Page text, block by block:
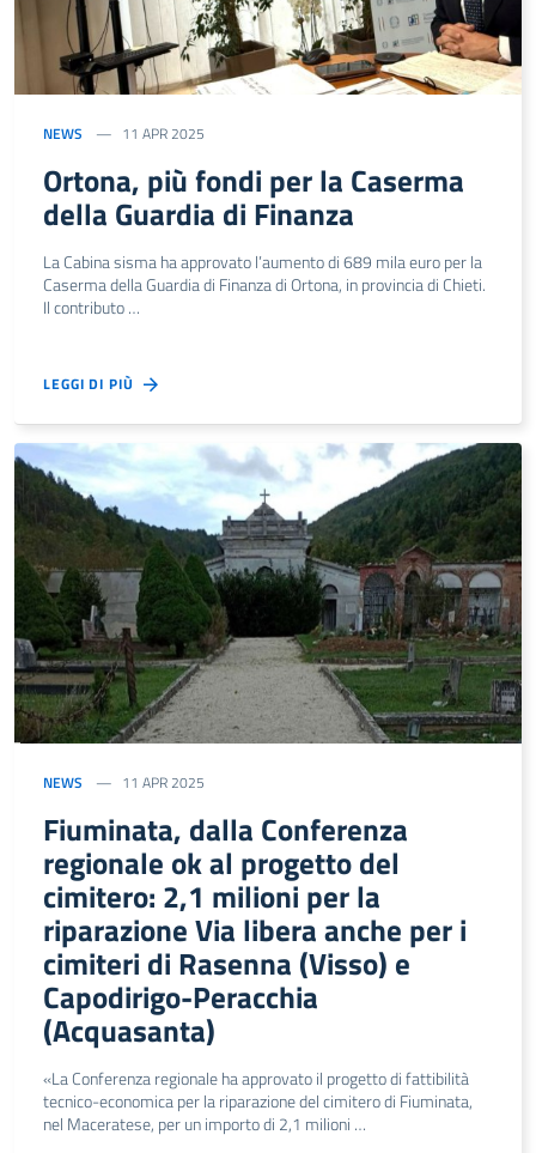
NEWS 11 APR 2025
Ortona, più fondi per la Caserma
della Guardia di Finanza
La Cabina sisma ha approvato l’aumento di 689 mila euro per la
Caserma della Guardia di Finanza di Ortona, in provincia di Chieti.
Il contributo …
LEGGI DI PIÙ
NEWS 11 APR 2025
Fiuminata, dalla Conferenza
regionale ok al progetto del
cimitero: 2,1 milioni per la
riparazione Via libera anche per i
cimiteri di Rasenna (Visso) e
Capodirigo-Peracchia
(Acquasanta)
«La Conferenza regionale ha approvato il progetto di fattibilità
tecnico-economica per la riparazione del cimitero di Fiuminata,
nel Maceratese, per un importo di 2,1 milioni …